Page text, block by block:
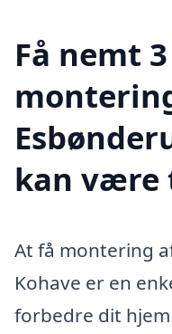
Få nemt
kan være
At få montering
Kohave er en
forbedre dit